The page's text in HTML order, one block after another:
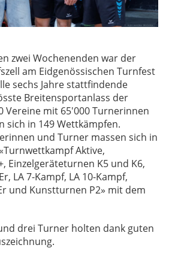
zwei Wochenenden war der
am Eidgenössischen Turnfest
sechs Jahre stattfindende
Breitensportanlass der
Vereine mit 65'000 Turnerinnen
sich in 149 Wettkämpfen.
und Turner massen sich in
Aktive,
Einzelgeräteturnen K5 und K6,
LA 7-Kampf, LA 10-Kampf,
und Kunstturnen P2» mit dem
drei Turner holten dank guten